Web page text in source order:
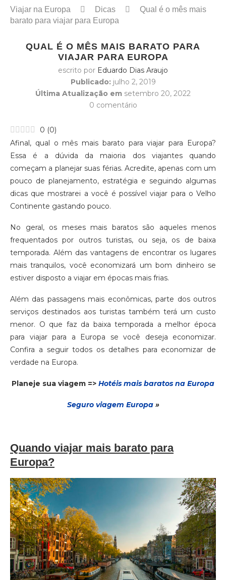
Viajar na Europa Dicas
Qual é o mês mais
barato para viajar para Europa
QUAL É O MÊS MAIS BARATO PARA
VIAJAR PARA EUROPA
escrito por Eduardo Dias Araujo
Publicado: julho 2, 2019
Última Atualização em setembro 20, 2022
0 comentário
0 (0)
Afinal, qual o mês mais barato para viajar para Europa?
Essa é a dúvida da maioria dos viajantes quando
começam a planejar suas férias. Acredite, apenas com um
pouco de planejamento, estratégia e seguindo algumas
dicas que mostrarei a você é possível viajar para o Velho
Continente gastando pouco.
No geral, os meses mais baratos são aqueles menos
frequentados por outros turistas, ou seja, os de baixa
temporada. Além das vantagens de encontrar os lugares
mais tranquilos, você economizará um bom dinheiro se
estiver disposto a viajar em épocas mais frias.
Além das passagens mais econômicas, parte dos outros
serviços destinados aos turistas também terá um custo
menor. O que faz da baixa temporada a melhor época
para viajar para a Europa se você deseja economizar.
Confira a seguir todos os detalhes para economizar de
verdade na Europa.
Planeje sua viagem => Hotéis mais baratos na Europa
Seguro viagem Europa »
Quando viajar mais barato para
Europa?